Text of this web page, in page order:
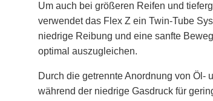
Um auch bei größeren Reifen und
verwendet das Flex Z ein Twin-Tube
niedrige Reibung und eine sanfte
optimal auszugleichen.
Durch die getrennte Anordnung von Öl-
während der niedrige Gasdruck für